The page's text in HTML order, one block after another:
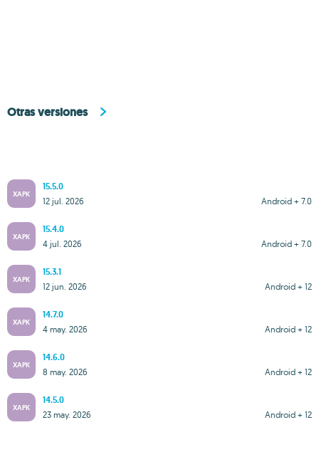
Otras versiones
XAPK
15.5.0
Android + 7.0
12 jul. 2026
XAPK
15.4.0
Android + 7.0
4 jul. 2026
XAPK
15.3.1
Android + 12
12 jun. 2026
XAPK
14.7.0
Android + 12
4 may. 2026
XAPK
14.6.0
Android + 12
8 may. 2026
XAPK
14.5.0
Android + 12
23 may. 2026